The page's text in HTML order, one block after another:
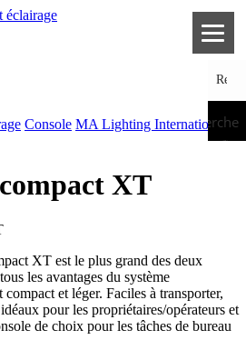
Recherche
Console MA Lighting International
XT
XT est le plus grand des deux
les avantages du système
et léger. Faciles à transporter,
pour les propriétaires/opérateurs et
de choix pour les tâches de bureau